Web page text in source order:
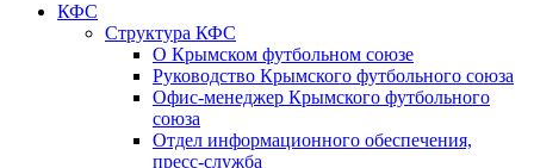
КФС
Структура КФС
О Крымском футбольном союзе
Руководство Крымского футбольного союза
Офис-менеджер Крымского футбольного
союза
Отдел информационного обеспечения,
пресс-служба